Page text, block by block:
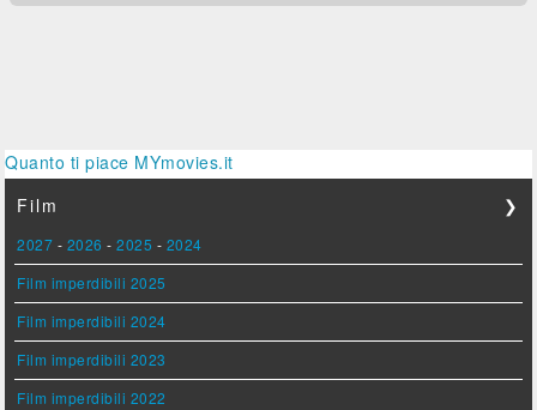
Quanto ti piace MYmovies.it
Film
❯
2027 - 2026 -2025 - 2024
Film imperdibili 2025
Film imperdibili 2024
Film imperdibili 2023
Film imperdibili 2022